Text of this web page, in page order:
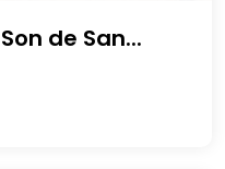
de San...